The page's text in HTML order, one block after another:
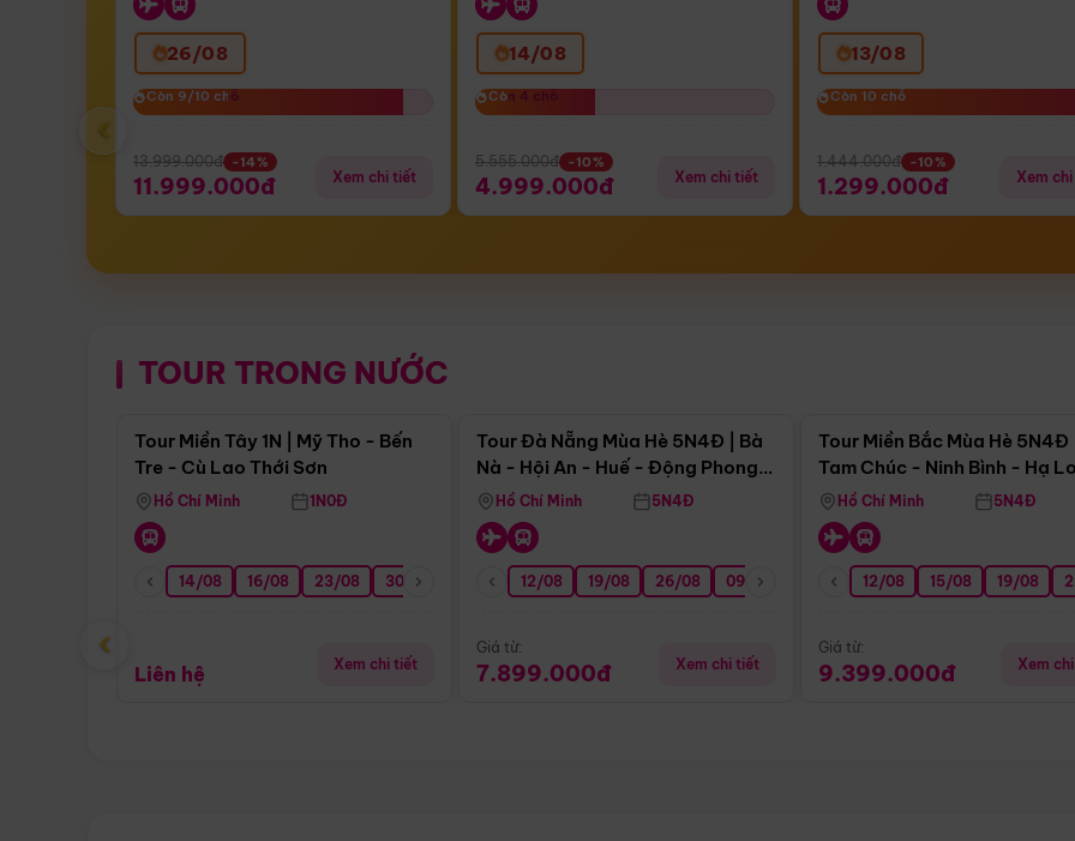
26/08
Còn 9/10 chỗ
Còn 9/10 chỗ
13.999.000đ -14%
11.999.000đ Xem chi tiết
14/08
Còn 4 chỗ
Còn 4 chỗ
5.555.000đ -10%
4.999.000đ Xem chi tiết
13/08
Còn 10 chỗ
Còn 10 chỗ
1.444.000đ -10%
1.299.000đ Xem
‹
TOUR TRONG NƯỚC
Điểm nổi bật
Tour Miền Tây 1N | Mỹ Tho - Bến
Tre - Cù Lao Thới Sơn
Hồ Chí Minh 1N0Đ
14/08 16/08 23/08 30/08 06/09 13/09 20/09 27/09
Liên hệ Xem chi tiết
Tour Đà Nẵng Mùa Hè 5N4Đ | Bà
Nà - Hội An - Huế - Động Phong
NhaHồ Chí Minh 5N4Đ
12/08 19/08 26/08 09/09 16/09 23/09 30/09 07/10
Giá từ:
7.899.000đ Xem chi tiết
Tour Miền Bắc Mùa Hè 5N4Đ |
Tam Chúc - Ninh Bình - Hạ
Hồ Chí Minh 5N4Đ
12/08 15/08 19/08
Giá từ:
9.399.000đ Xem
‹